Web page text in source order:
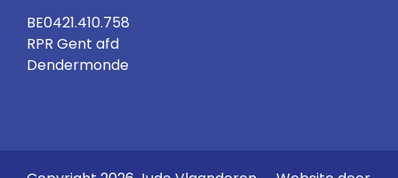
BE0421.410.758
RPR Gent afd
Dendermonde